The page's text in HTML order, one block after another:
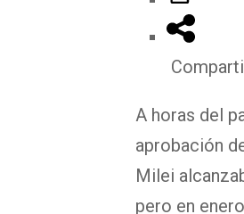
A horas del
aprobación
Milei
pero en